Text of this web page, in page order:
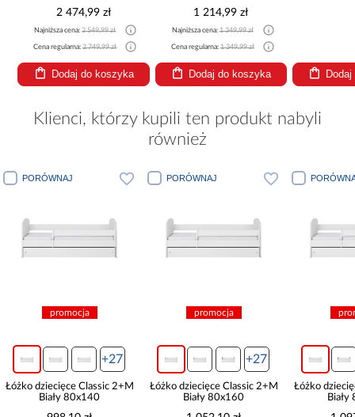
2 474,99 zł
Najniższa cena:2 549,99 zł
Cena regularna:2 749,99 zł
Dodaj do koszyka
1 214,99 zł
Najniższa cena:1 349,99 zł
Cena regularna:1 349,99 zł
Dodaj do koszyka
Klienci, którzy kupili ten produkt nabyli
również
PORÓWNAJ
promocja
+27
Łóżko dziecięce Classic 2+M
Biały 80x140
PORÓWNAJ
promocja
+27
Łóżko dziecięce Classic 2+M
Biały 80x160
Łóżko